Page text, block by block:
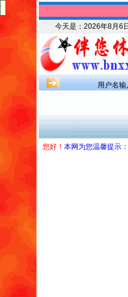
今天是： 2026年8月6
用户名输
您好！ 本网为您温馨提示：